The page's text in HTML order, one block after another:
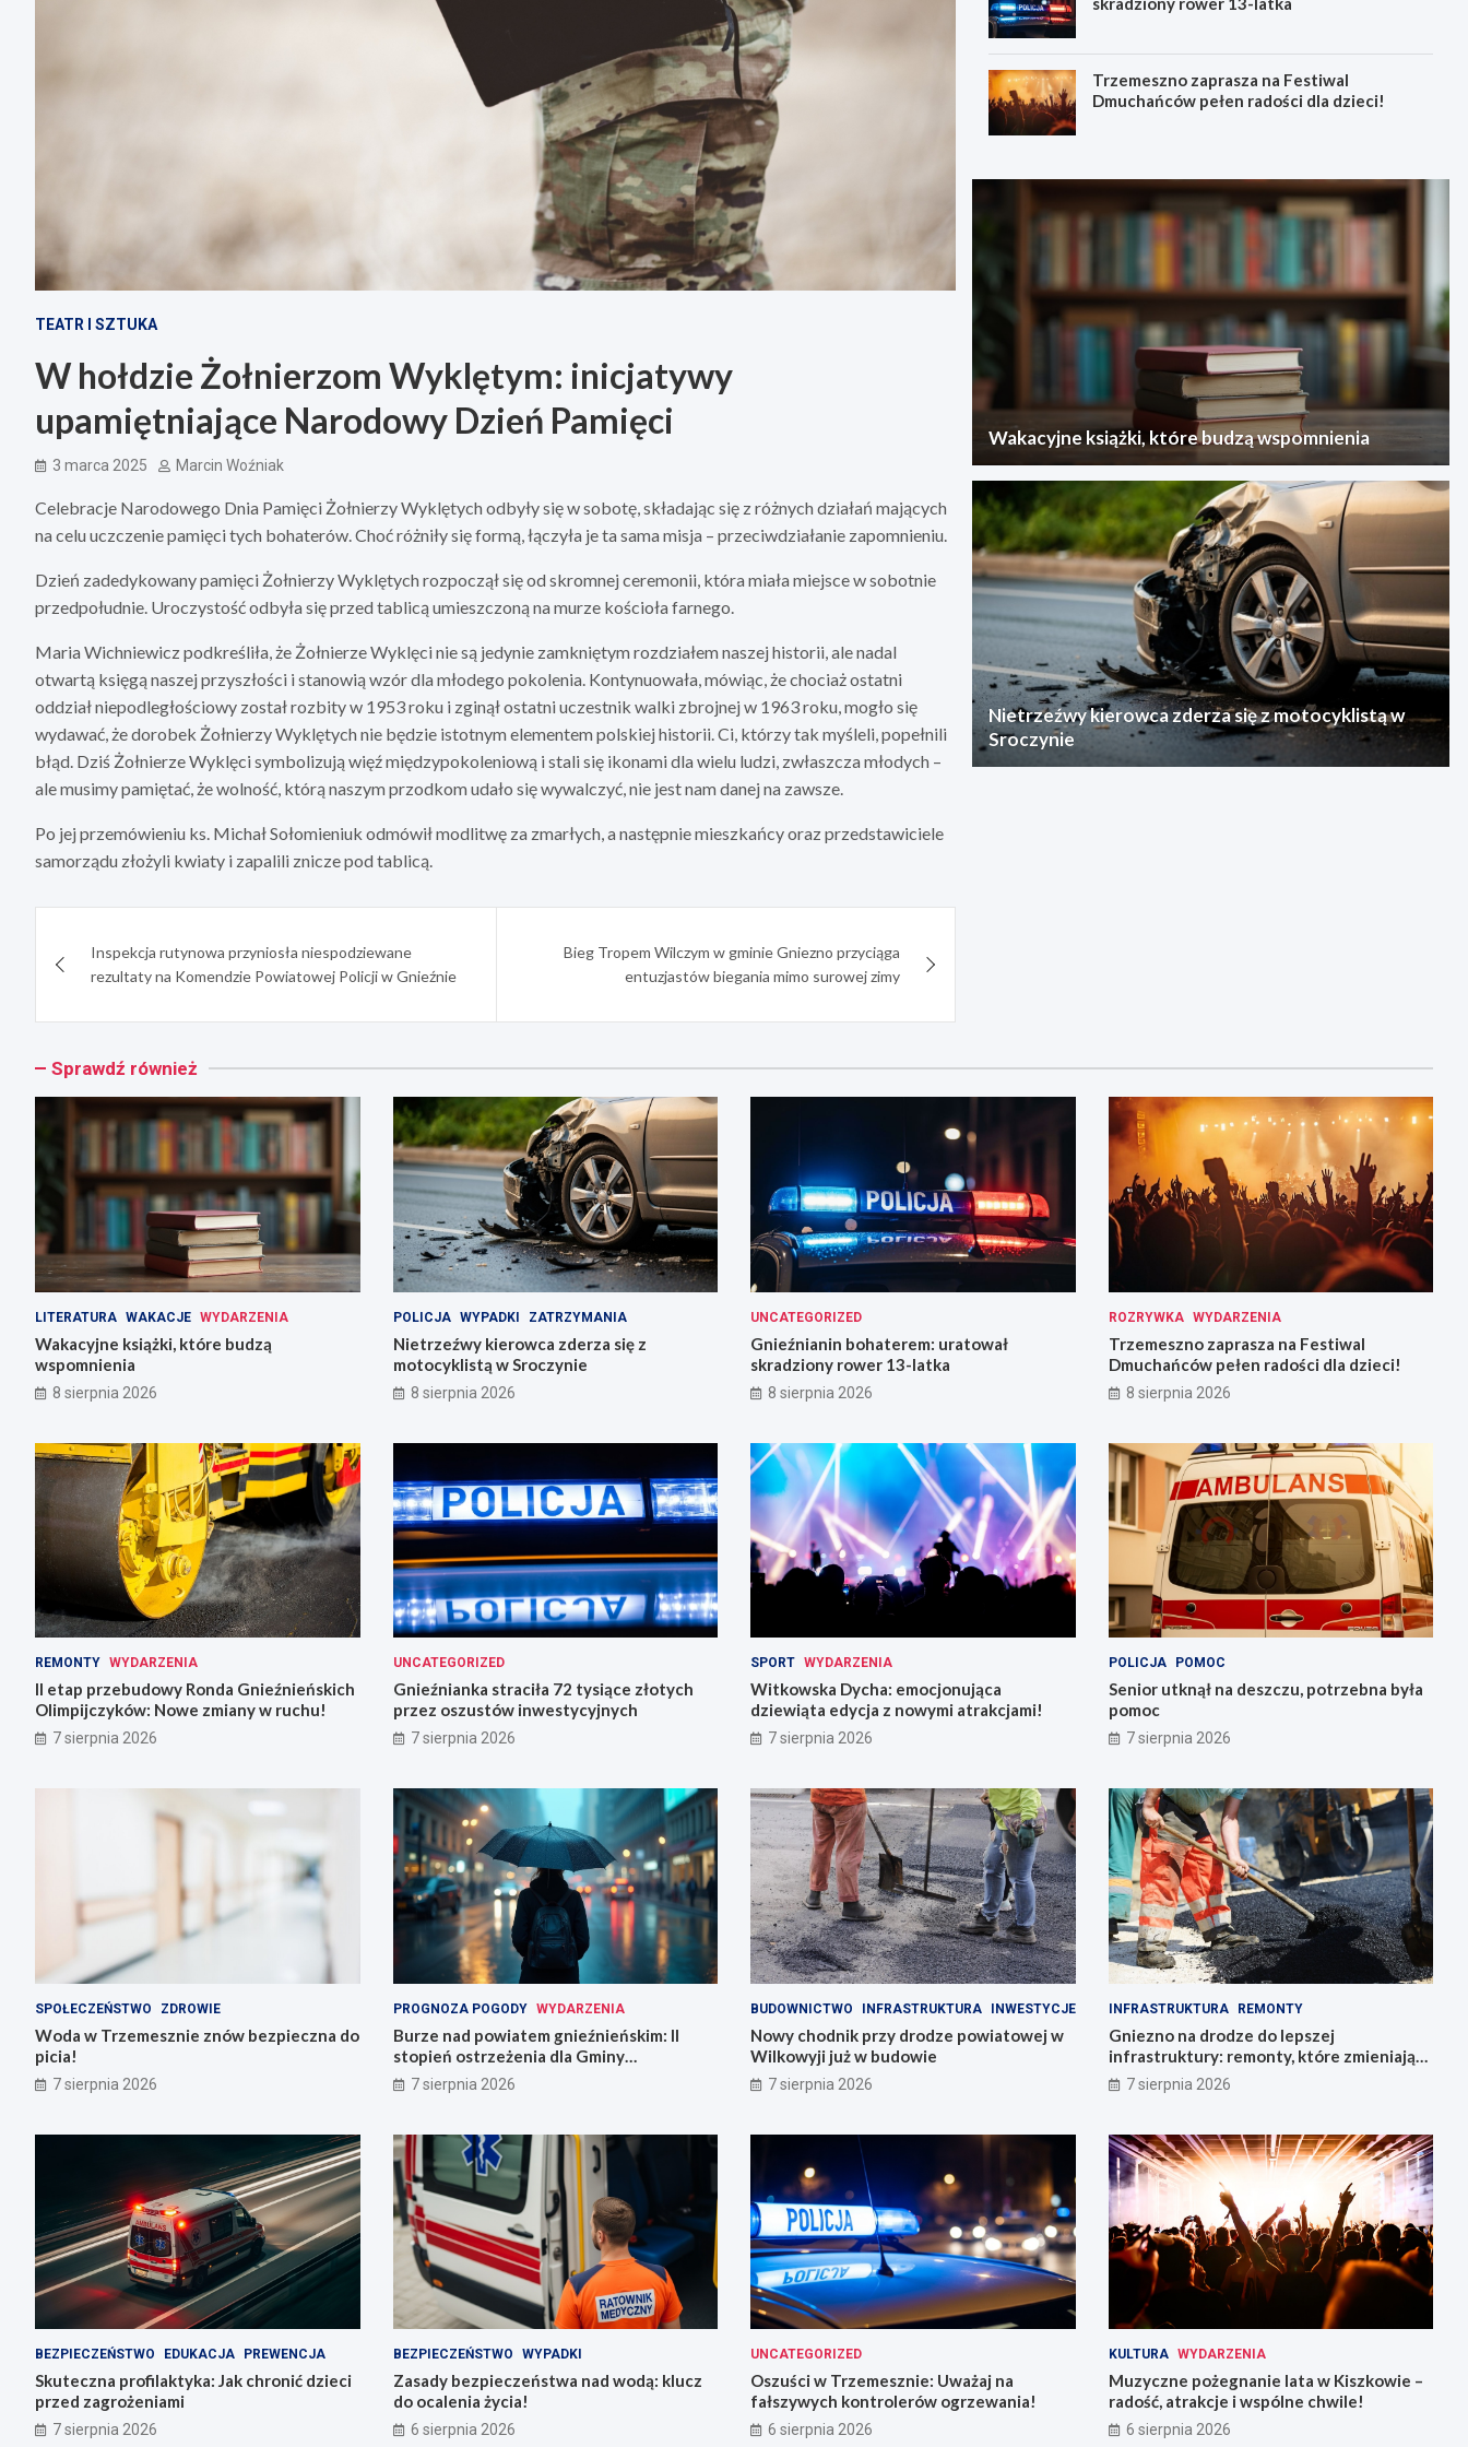
TEATR I SZTUKA
W hołdzie Żołnierzom Wyklętym: inicjatywy
upamiętniające Narodowy Dzień Pamięci
3 marca 2025 Marcin Woźniak
Celebracje Narodowego Dnia Pamięci Żołnierzy Wyklętych odbyły się w sobotę, składając się z różnych działań mających
na celu uczczenie pamięci tych bohaterów. Choć różniły się formą, łączyła je ta sama misja – przeciwdziałanie zapomnieniu.
Dzień zadedykowany pamięci Żołnierzy Wyklętych rozpoczął się od skromnej ceremonii, która miała miejsce w sobotnie
przedpołudnie. Uroczystość odbyła się przed tablicą umieszczoną na murze kościoła farnego.
Maria Wichniewicz podkreśliła, że Żołnierze Wyklęci nie są jedynie zamkniętym rozdziałem naszej historii, ale nadal
otwartą księgą naszej przyszłości i stanowią wzór dla młodego pokolenia. Kontynuowała, mówiąc, że chociaż ostatni
oddział niepodległościowy został rozbity w 1953 roku i zginął ostatni uczestnik walki zbrojnej w 1963 roku, mogło się
wydawać, że dorobek Żołnierzy Wyklętych nie będzie istotnym elementem polskiej historii. Ci, którzy tak myśleli, popełnili
błąd. Dziś Żołnierze Wyklęci symbolizują więź międzypokoleniową i stali się ikonami dla wielu ludzi, zwłaszcza młodych –
ale musimy pamiętać, że wolność, którą naszym przodkom udało się wywalczyć, nie jest nam danej na zawsze.
Po jej przemówieniu ks. Michał Sołomieniuk odmówił modlitwę za zmarłych, a następnie mieszkańcy oraz przedstawiciele
samorządu złożyli kwiaty i zapalili znicze pod tablicą.
wpisuInspekcja rutynowa przyniosła niespodziewane
rezultaty na Komendzie Powiatowej Policji w Gnieźnie
Bieg Tropem Wilczym w gminie Gniezno przyciąga
entuzjastów biegania mimo surowej zimy
Trzemeszno zaprasza na Festiwal
Dmuchańców pełen radości dla dzieci!
Wakacyjne książki, które budzą wspomnienia
Nietrzeźwy kierowca zderza się z motocyklistą w
Sroczynie
Sprawdź również
LITERATURA WAKACJE WYDARZENIA
Wakacyjne książki, które budzą
wspomnienia
8 sierpnia 2026
POLICJA WYPADKI ZATRZYMANIA
Nietrzeźwy kierowca zderza się z
motocyklistą w Sroczynie
8 sierpnia 2026
UNCATEGORIZED
Gnieźnianin bohaterem: uratował
skradziony rower 13-latka
8 sierpnia 2026
ROZRYWKA WYDARZENIA
Trzemeszno zaprasza na Festiwal
Dmuchańców pełen radości dla dzieci!
8 sierpnia 2026
REMONTY WYDARZENIA
II etap przebudowy Ronda Gnieźnieńskich
Olimpijczyków: Nowe zmiany w ruchu!
7 sierpnia 2026
UNCATEGORIZED
Gnieźnianka straciła 72 tysiące złotych
przez oszustów inwestycyjnych
7 sierpnia 2026
SPORT WYDARZENIA
Witkowska Dycha: emocjonująca
dziewiąta edycja z nowymi atrakcjami!
7 sierpnia 2026
POLICJA POMOC
Senior utknął na deszczu, potrzebna była
pomoc
7 sierpnia 2026
SPOŁECZEŃSTWO ZDROWIE
Woda w Trzemesznie znów bezpieczna do
picia!
7 sierpnia 2026
PROGNOZA POGODY WYDARZENIA
Burze nad powiatem gnieźnieńskim: II
stopień ostrzeżenia dla Gminy
Trzemeszno
7 sierpnia 2026
BUDOWNICTWO INFRASTRUKTURA INWESTYCJE
Nowy chodnik przy drodze powiatowej w
Wilkowyji już w budowie
7 sierpnia 2026
INFRASTRUKTURA REMONTY
Gniezno na drodze do lepszej
infrastruktury: remonty, które zmieniają
miasto7 sierpnia 2026
BEZPIECZEŃSTWO EDUKACJA PREWENCJA
Skuteczna profilaktyka: Jak chronić dzieci
przed zagrożeniami
7 sierpnia 2026
BEZPIECZEŃSTWO WYPADKI
Zasady bezpieczeństwa nad wodą: klucz
do ocalenia życia!
6 sierpnia 2026
UNCATEGORIZED
Oszuści w Trzemesznie: Uważaj na
fałszywych kontrolerów ogrzewania!
6 sierpnia 2026
KULTURA WYDARZENIA
Muzyczne pożegnanie lata w Kiszkowie –
radość, atrakcje i wspólne chwile!
6 sierpnia 2026